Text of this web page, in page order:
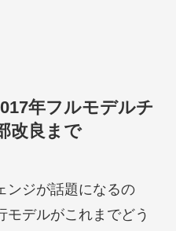
年フルモデルチ
改良まで
ンジが話題になるの
モデルがこれまでどう